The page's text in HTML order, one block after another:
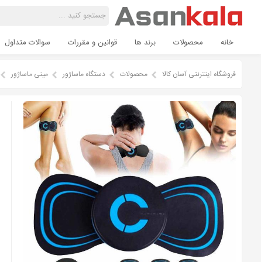
خانه محصولات برند ها قوانین و مقررات سوالات متداول
فروشگاه اینترنتی آسان کالا محصولات دستگاه ماساژور مینی ماساژور